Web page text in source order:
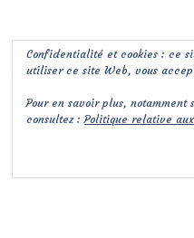
Confidentialité et cookies : ce
utiliser ce site Web, vous
Pour en savoir plus,
consultez :Politique relative